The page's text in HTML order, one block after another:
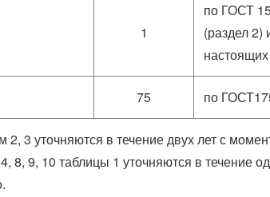
1
по ГОСТ
(раздел 2)
75 по
3 уточняются в течение двух лет с
8, 9, 10 таблицы 1 уточняются в течение